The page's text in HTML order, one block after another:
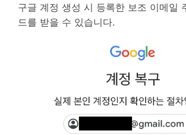
구글 계정 생성 시 등록한 보조 이메일
드를 받을 수 있습니다.